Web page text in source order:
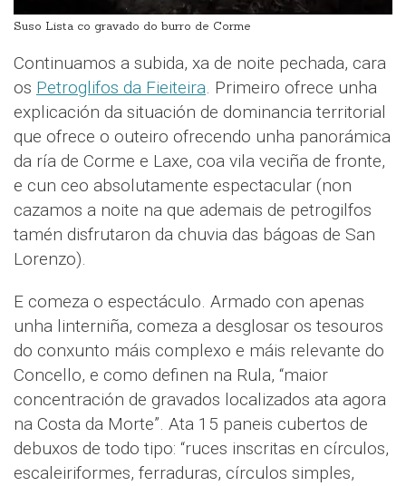
Suso Lista co gravado do burro de Corme
Continuamos a subida, xa de noite pechada, cara
os Petroglifos da Fieiteira. Primeiro ofrece unha
explicación da situación de dominancia territorial
que ofrece o outeiro ofrecendo unha panorámica
da ría de Corme e Laxe, coa vila veciña de fronte,
e cun ceo absolutamente espectacular (non
cazamos a noite na que ademais de petrogilfos
tamén disfrutaron da chuvia das bágoas de San
Lorenzo).
E comeza o espectáculo. Armado con apenas
unha linterniña, comeza a desglosar os tesouros
do conxunto máis complexo e máis relevante do
Concello, e como definen na Rula, “maior
concentración de gravados localizados ata agora
na Costa da Morte”. Ata 15 paneis cubertos de
debuxos de todo tipo: “ruces inscritas en círculos,
escaleiriformes, ferraduras, círculos simples,